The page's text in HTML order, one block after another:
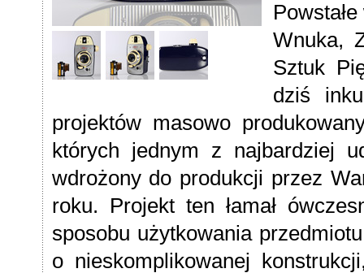
Wnuka,
Sztuk
dziś
projektów masowo
których jednym z najbardziej
wdrożony do produkcji przez
roku. Projekt ten łamał
sposobu użytkowania
o nieskomplikowanej